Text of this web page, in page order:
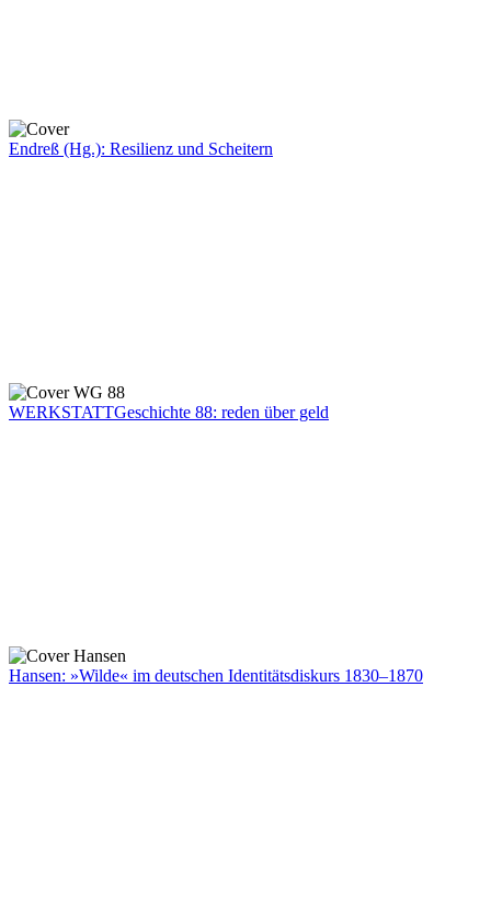
Endreß (Hg.): Resilienz und Scheitern
WERKSTATTGeschichte 88: reden über geld
Hansen: »Wilde« im deutschen Identitätsdiskurs 1830–1870